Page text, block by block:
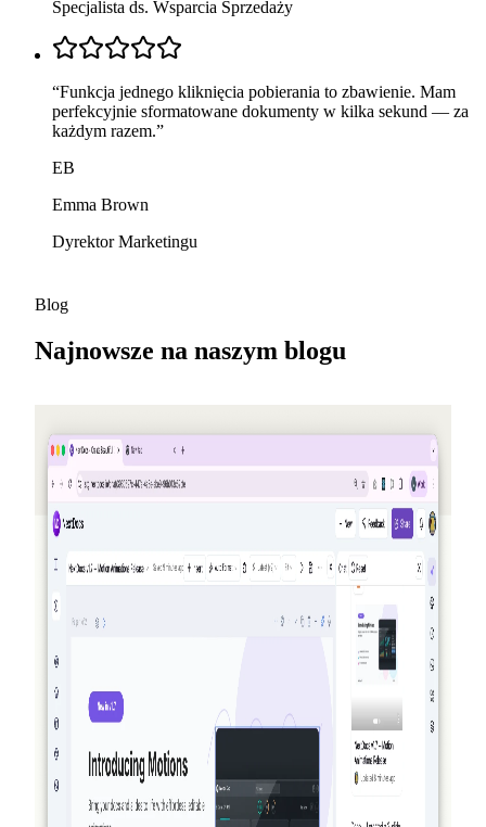
Specjalista ds. Wsparcia Sprzedaży
“Funkcja jednego kliknięcia pobierania to zbawienie. Mam
perfekcyjnie sformatowane dokumenty w kilka sekund — za
każdym razem.”
EB
Emma Brown
Dyrektor Marketingu
Blog
Najnowsze na naszym blogu
Poleć znajomych, zdobądź kredyty —
NextDocs v1.10
Nowy program poleceń, który przyznaje kredyty tobie i
50 USD miesięcznie. Dodatkowo publiczna strona z
ofertami, modele Premium dla Pro+ i Ultra oraz
podsumowanie AI Memory, dla tych, którzy przegapili.
Czytaj dalej
2026-03-27
Naprawdę agentyczny: jak NextDocs tworzy,
weryfikuje i udoskonala Twoje dokumenty i
prezentacje
NextDocs już nie tylko generuje i ma nadzieję na najlepszy